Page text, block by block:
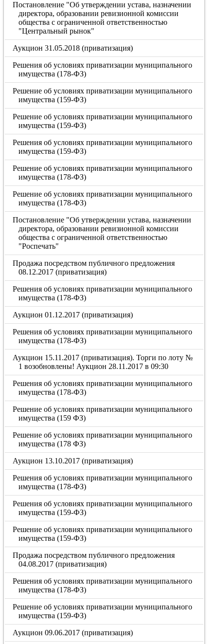
Постановление "Об утверждении устава, назначении
директора, образовании ревизионной комиссии
общества с ограниченной ответственностью
"Центральный рынок"
Аукцион 31.05.2018 (приватизация)
Решения об условиях приватизации муниципального
имущества (178-ФЗ)
Решение об условиях приватизации муниципального
имущества (159-ФЗ)
Решение об условиях приватизации муниципального
имущества (159-ФЗ)
Решения об условиях приватизации муниципального
имущества (159-ФЗ)
Решение об условиях приватизации муниципального
имущества (178-ФЗ)
Решение об условиях приватизации муниципального
имущества (178-ФЗ)
Постановление "Об утверждении устава, назначении
директора, образовании ревизионной комиссии
общества с ограниченной ответственностью
"Роспечать"
Продажа посредством публичного предложения
08.12.2017 (приватизация)
Решения об условиях приватизации муниципального
имущества (178-ФЗ)
Аукцион 01.12.2017 (приватизация)
Решения об условиях приватизации муниципального
имущества (178-ФЗ)
Аукцион 15.11.2017 (приватизация). Торги по лоту №
1 возобновлены! Аукцион 28.11.2017 в 09:30
Решения об условиях приватизации муниципального
имущества (178-ФЗ)
Решение об условиях приватизации муниципального
имущества (159 ФЗ)
Решение об условиях приватизации муниципального
имущества (178 ФЗ)
Аукцион 13.10.2017 (приватизация)
Решения об условиях приватизации муниципального
имущества (178-ФЗ)
Решения об условиях приватизации муниципального
имущества (159-ФЗ)
Решение об условиях приватизации муниципального
имущества (159-ФЗ)
Продажа посредством публичного предложения
04.08.2017 (приватизация)
Решения об условиях приватизации муниципального
имущества (178-ФЗ)
Решение об условиях приватизации муниципального
имущества (159-ФЗ)
Аукцион 09.06.2017 (приватизация)